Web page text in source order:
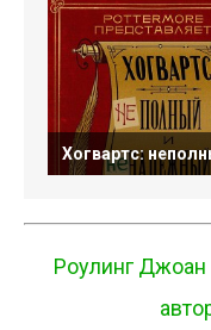
Хогвартс:
Роулинг Джоан